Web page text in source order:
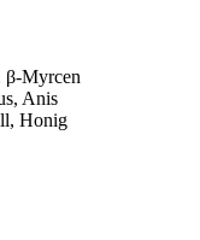
β-Myrcen
Anis
Honig